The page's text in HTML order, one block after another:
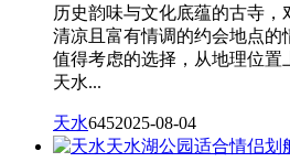
历史韵味与文化底蕴的古寺
清凉且富有情调的约会地点的
值得考虑的选择，从地理位置
天水...
天水6452025-08-04